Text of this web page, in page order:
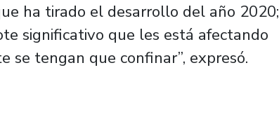
ha tirado el desarrollo del año 2020;
significativo que les está afectando
tengan que confinar”, expresó.